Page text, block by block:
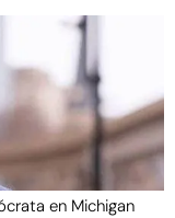
en Michigan